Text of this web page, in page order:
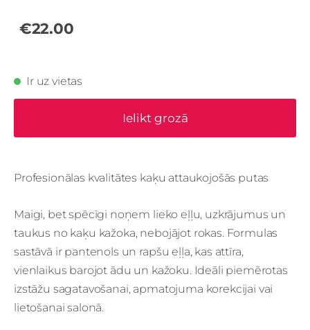
€22.00
Ir uz vietas
Ielikt grozā
Profesionālas kvalitātes kaķu attaukojošās putas
Maigi, bet spēcīgi noņem lieko eļļu, uzkrājumus un
taukus no kaķu kažoka, nebojājot rokas. Formulas
sastāvā ir pantenols un rapšu eļļa, kas attīra,
vienlaikus barojot ādu un kažoku. Ideāli piemērotas
izstāžu sagatavošanai, apmatojuma korekcijai vai
lietošanai salonā.